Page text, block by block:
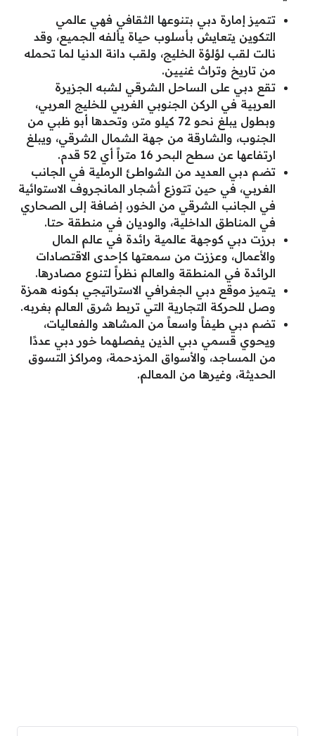
تتميز إمارة دبي بتنوعها الثقافي فهي عالمي
التكوين يتعايش بأسلوب حياة يألفه الجميع، وقد
نالت لقب لؤلؤة الخليج، ولقب دانة الدنيا لما تحمله
من تاريخ وتراث غنيين.
تقع دبي على الساحل الشرقي لشبه الجزيرة
العربية في الركن الجنوبي الغربي للخليج العربي،
وبطول يبلغ نحو 72 كيلو متر، وتحدها أبو ظبي من
الجنوب، والشارقة من جهة الشمال الشرقي، ويبلغ
ارتفاعها عن سطح البحر 16 متراً أي 52 قدم.
تضم دبي العديد من الشواطئ الرملية في الجانب
الغربي، في حين تتوزع أشجار المانجروف الاستوائية
في الجانب الشرقي من الخور، إضافة إلى الصحاري
في المناطق الداخلية، والوديان في منطقة حتا.
برزت دبي كوجهة عالمية رائدة في عالم المال
والأعمال، وعززت من سمعتها كإحدى الاقتصادات
الرائدة في المنطقة والعالم نظراً لتنوع مصادرها.
يتميز موقع دبي الجغرافي الاستراتيجي بكونه همزة
وصل للحركة التجارية التي تربط شرق العالم بغربه.
تضم دبي طيفاً واسعاً من المشاهد والفعاليات،
ويحوي قسمي دبي الذين يفصلهما خور دبي عددًا
من المساجد، والأسواق المزدحمة، ومراكز التسوق
الحديثة، وغيرها من المعالم.